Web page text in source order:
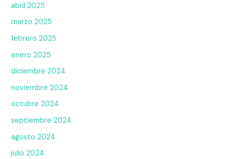
abril 2025
marzo 2025
febrero 2025
enero 2025
diciembre 2024
noviembre 2024
octubre 2024
septiembre 2024
agosto 2024
julio 2024